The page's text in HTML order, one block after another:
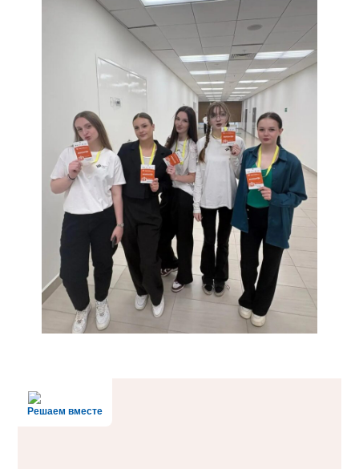
Решаем вместе